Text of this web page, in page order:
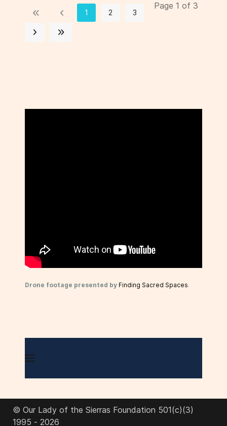
Page 1 of 3
1 2 3
Drone footage presented by Finding Sacred Spaces.
© Our Lady of the Sierras Foundation 501(c)(3)
1995 - 2026